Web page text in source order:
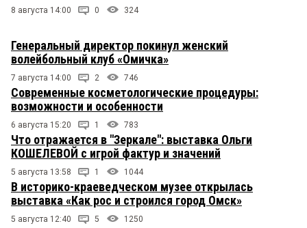
8 августа 14:00 0 324
Генеральный директор покинул женский
волейбольный клуб «Омичка»
7 августа 14:00 2 746
Современные косметологические процедуры:
возможности и особенности
6 августа 15:20 1 783
Что отражается в "Зеркале": выставка Ольги
КОШЕЛЕВОЙ с игрой фактур и значений
5 августа 13:58 1 1044
В историко-краеведческом музее открылась
выставка «Как рос и строился город Омск»
5 августа 12:40 5 1250